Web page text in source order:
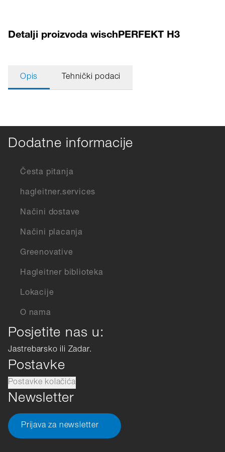
Detalji proizvoda wischPERFEKT H3
Opis Tehnički podaci
Dodatne informacije
Česta pitanja
hagleitner.services
Načini dostave
Načini placanja
Greenovative
Hagleitner biblioteka
Lokacije
O nama
Posjetite nas u:
Jastrebarsko ili Zadar.
Postavke
Postavke kolačića
Newsletter
Prijava za newsletter